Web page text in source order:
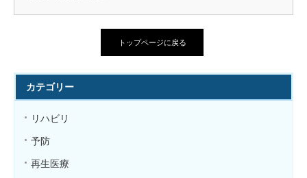
トップページに戻る
カテゴリー
リハビリ
予防
再生医療